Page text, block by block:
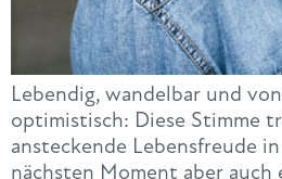
Lebendig, wandelbar und
optimistisch: Diese Stimme
ansteckende Lebensfreude
nächsten Moment aber auch